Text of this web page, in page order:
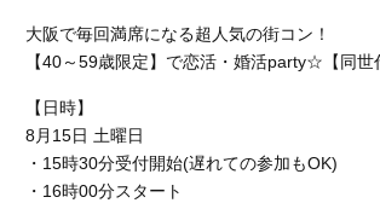
大阪で毎回満席になる超人気の街コン！
【40～59歳限定】で恋活・婚活party☆【同世
【日時】
8月15日 土曜日
・15時30分受付開始(遅れての参加もOK)
・16時00分スタート